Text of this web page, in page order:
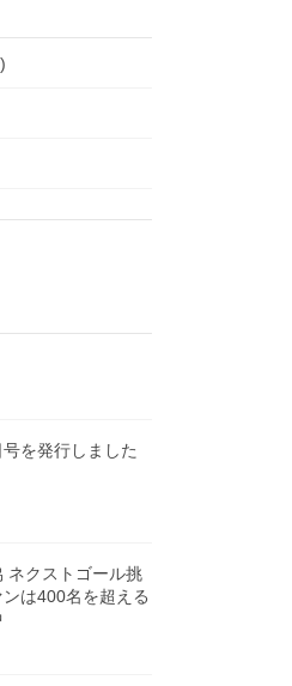
を発行しました
ネクストゴール挑
は400名を超える